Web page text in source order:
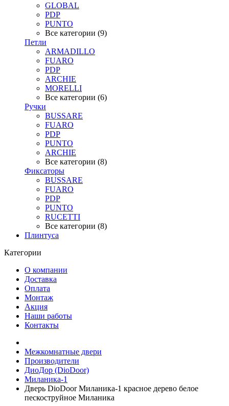
GLOBAL
PDP
PUNTO
Все категории (9)
Петли
ARMADILLO
FUARO
PDP
ARCHIE
MORELLI
Все категории (6)
Ручки
BUSSARE
FUARO
PDP
PUNTO
ARCHIE
Все категории (8)
Фиксаторы
BUSSARE
FUARO
PDP
PUNTO
RUCETTI
Все категории (8)
Плинтуса
Категории
О компании
Доставка
Оплата
Монтаж
Акция
Наши работы
Контакты
Межкомнатные двери
Производители
ДиоДор (DioDoor)
Миланика-1
Дверь DioDoor Миланика-1 красное дерево белое
пескоструйное Миланика